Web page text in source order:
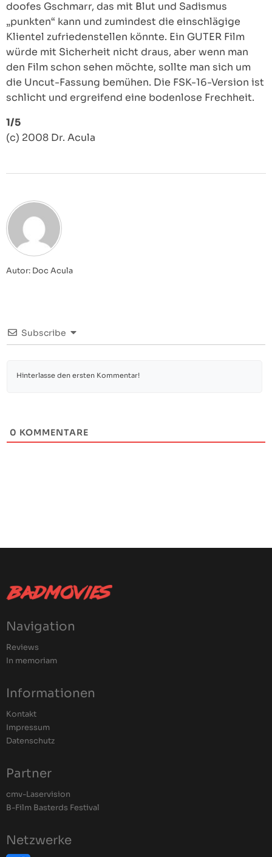
doofes Gschmarr, das mit Blut und Sadismus
„punkten“ kann und zumindest die einschlägige
Klientel zufriedenstellen könnte. Ein GUTER Film
würde mit Sicherheit nicht draus, aber wenn man
den Film schon sehen möchte, sollte man sich um
die Uncut-Fassung bemühen. Die FSK-16-Version ist
schlicht und ergreifend eine bodenlose Frechheit.
1/5
(c) 2008 Dr. Acula
Autor: Doc Acula
Subscribe
0 KOMMENTARE
Navigation
Reviews
In memoriam
Informationen
Kontakt
Impressum
Datenschutz
Partner
cmv-Laservision
B-Film Basterds Festival
Netzwerke